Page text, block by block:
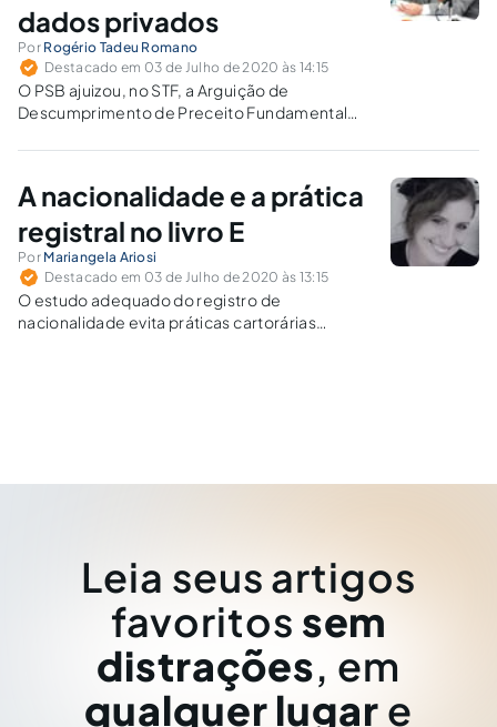
dados privados
Por Rogério Tadeu Romano
Destacado em 03 de Julho de 2020 às 14:15
O PSB ajuizou, no STF, a Arguição de
Descumprimento de Preceito Fundamental
compartilhamento de dados dos mais de 76
Nacional de Habilitação (CNH), pelo SERPRO
com a ABIN.
A nacionalidade e a prática
registral no livro E
Por Mariangela Ariosi
Destacado em 03 de Julho de 2020 às 13:15
O estudo adequado do registro de
nacionalidade evita práticas cartorárias
Leia seus artigos
favoritos sem
distrações, em
qualquer lugar e